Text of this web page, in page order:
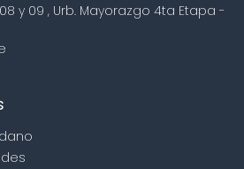
y 09 , Urb. Mayorazgo 4ta Etapa -